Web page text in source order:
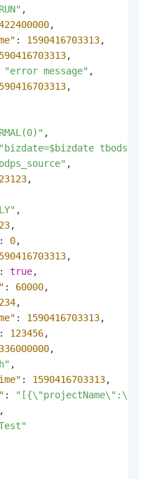
,
,
: 1590416703313,
,
"error message" ,
,
,
"bizdate=$bizdate
,
,
,
,
: 0,
,
: true,
: 60000,
,
: 1590416703313,
: 123456,
,
,
: 1590416703313,
:
,